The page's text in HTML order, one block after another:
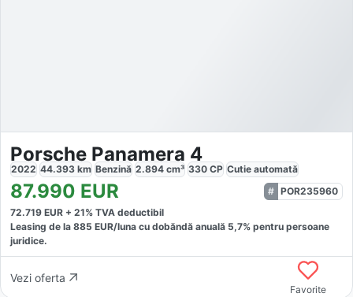
Porsche Panamera 4
2022 44.393 km Benzină 2.894 cm³ 330 CP Cutie automată
87.990 EUR
POR235960
72.719 EUR + 21% TVA deductibil
Leasing de la 885 EUR/luna cu dobăndă anuală 5,7% pentru persoane
juridice.
Vezi oferta
Favorite